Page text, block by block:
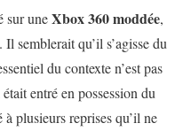
sur uneXbox 360 moddée,
semblerait qu’il s’agisse du
du contexte n’est pas
entré en possession du
plusieurs reprises qu’il ne